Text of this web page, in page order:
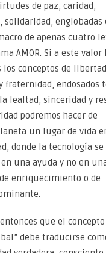
de paz, caridad,
solidaridad, englobadas
de apenas cuatro
AMOR. Si a este valor
los conceptos de
fraternidad, endosados
lealtad, sinceridad y
podremos hacer de
un lugar de vida
donde la tecnología se
una ayuda y no en
enriquecimiento o de
que el concepto
debe traducirse